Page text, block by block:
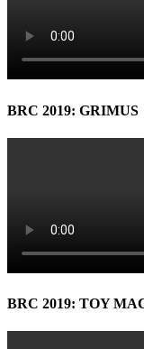
BRC 2019: GRIMUS
BRC 2019: TOY